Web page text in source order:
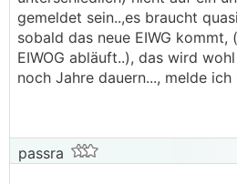
..
Haus ist in OÖ, Wohnung ist
───────────────
Zählpunkte (Teilnehmer) . In
übergreifend, halt eine BEG.
gemeldet sein..,es braucht
sobald das neue EIWG kommt,
EIWOG abläuft..), das wird
noch Jahre dauern..., melde
passra